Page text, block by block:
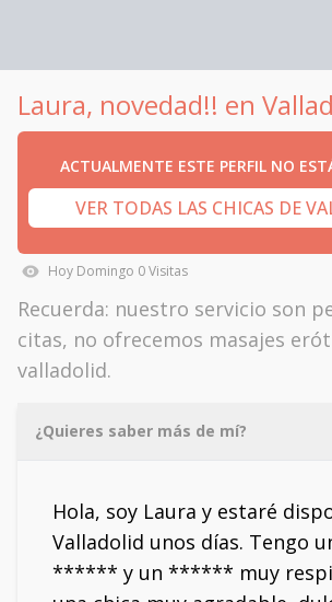
Laura, novedad!! en
ACTUALMENTE ESTE PERFIL NO
VER TODAS LAS CHICAS DE
Hoy Domingo 0Visitas
Recuerda: nuestro servicio son
citas, no ofrecemos masajes
valladolid.
¿Quieres saber más de mí?
Hola, soy Laura y estaré
Valladolid unos días. Tengo
****** y un ****** muy